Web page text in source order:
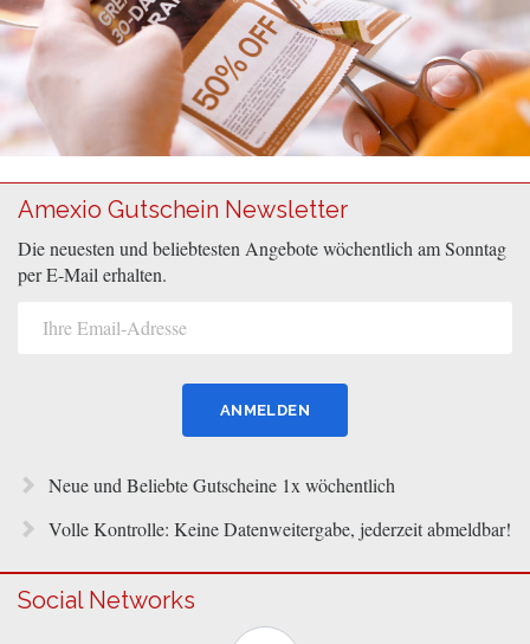
Amexio Gutschein Newsletter
Die neuesten und beliebtesten Angebote wöchentlich am Sonntag
per E-Mail erhalten.
Neue und Beliebte Gutscheine 1x wöchentlich
Volle Kontrolle: Keine Datenweitergabe, jederzeit abmeldbar!
Social Networks